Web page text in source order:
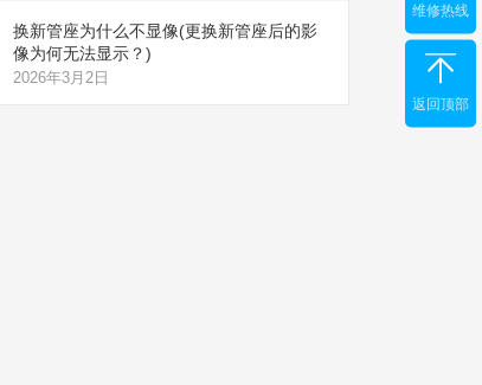
换新管座为什么不显像(更换新管座后的影
像为何无法显示？)
2026年3月2日
维修热线
返回顶部